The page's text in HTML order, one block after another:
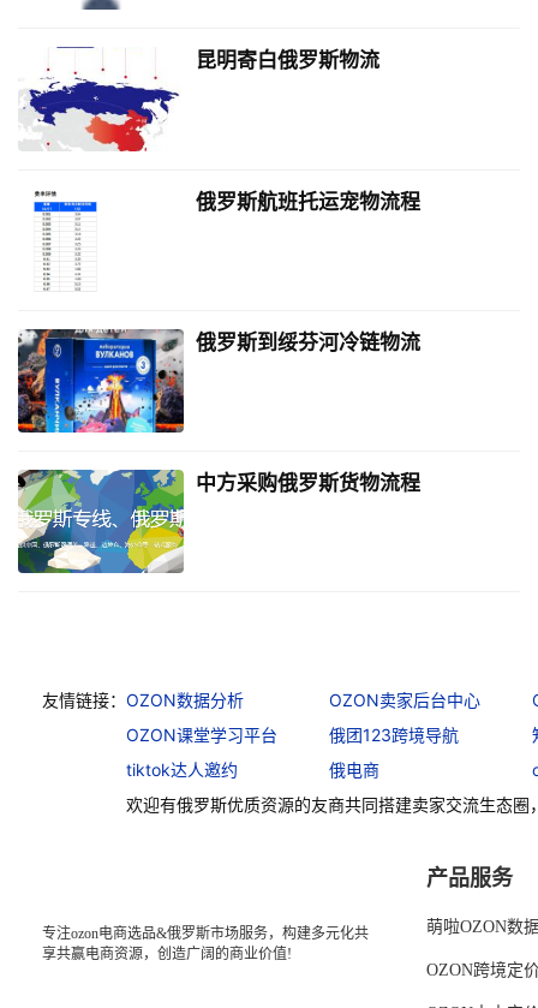
昆明寄白俄罗斯物流
俄罗斯航班托运宠物流程
俄罗斯到绥芬河冷链物流
中方采购俄罗斯货物流程
友情链接： OZON数据分析 OZON卖家后台中心
OZON课堂学习平台
俄团123跨境导航
tiktok达人邀约
俄电商
欢迎有俄罗斯优质资源的友商共同搭建卖家交流生态圈
专注ozon电商选品&俄罗斯市场服务，构建多元化共
享共赢电商资源，创造广阔的商业价值!
产品服务
萌啦OZON数
OZON跨境定